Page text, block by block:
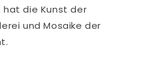
die Kunst der
und Mosaike der